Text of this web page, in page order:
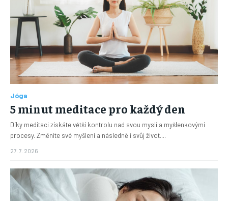
Jóga
5 minut meditace pro každý den
Díky meditaci získáte větší kontrolu nad svou myslí a myšlenkovými
procesy. Změníte své myšlení a následně i svůj život....
27. 7. 2026